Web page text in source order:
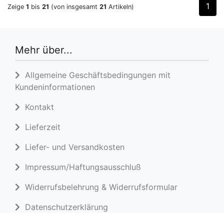
Zeige 1 bis 21 (von insgesamt 21 Artikeln) 1
Mehr über...
Allgemeine Geschäftsbedingungen mit
Kundeninformationen
Kontakt
Lieferzeit
Liefer- und Versandkosten
Impressum/Haftungsausschluß
Widerrufsbelehrung & Widerrufsformular
Datenschutzerklärung